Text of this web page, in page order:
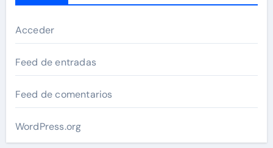
Acceder
Feed de entradas
Feed de comentarios
WordPress.org